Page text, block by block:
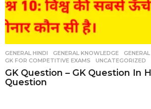
GENERAL HINDI ,GENERAL KNOWLEDGE ,
GK FOR COMPETITIVE EXAMS
,UNCATEGORIZED
GK Question – GK Question In
Question